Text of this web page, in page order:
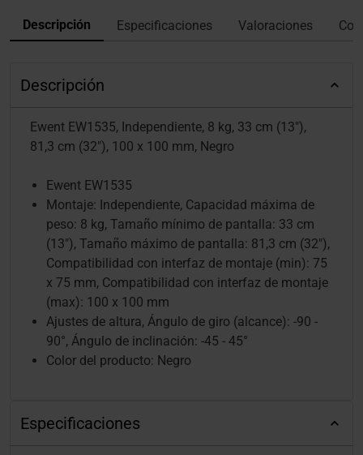
Descripción Especificaciones Valoraciones
Descripción
Ewent EW1535, Independiente, 8 kg, 33 cm (13"),
81,3 cm (32"), 100 x 100 mm, Negro
Ewent EW1535
Montaje: Independiente, Capacidad máxima de
peso: 8 kg, Tamaño mínimo de pantalla: 33 cm
(13"), Tamaño máximo de pantalla: 81,3 cm (32"),
Compatibilidad con interfaz de montaje (min): 75
x 75 mm, Compatibilidad con interfaz de montaje
(max): 100 x 100 mm
Ajustes de altura, Ángulo de giro (alcance): -90 -
90°, Ángulo de inclinación: -45 - 45°
Color del producto: Negro
Especificaciones